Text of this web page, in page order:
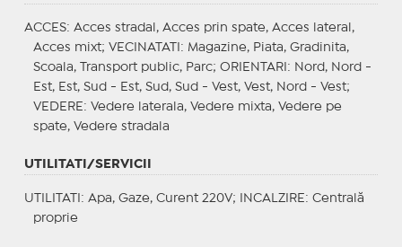
ACCES: Acces stradal, Acces prin spate, Acces lateral,
Acces mixt; VECINATATI : Magazine, Piata, Gradinita,
Scoala, Transport public, Parc; ORIENTARI : Nord, Nord -
Est, Est, Sud - Est, Sud, Sud - Vest, Vest, Nord - Vest;
VEDERE : Vedere laterala, Vedere mixta, Vedere pe
spate, Vedere stradala
UTILITATI/SERVICII
UTILITATI : Apa, Gaze, Curent 220V; INCALZIRE : Centrală
proprie